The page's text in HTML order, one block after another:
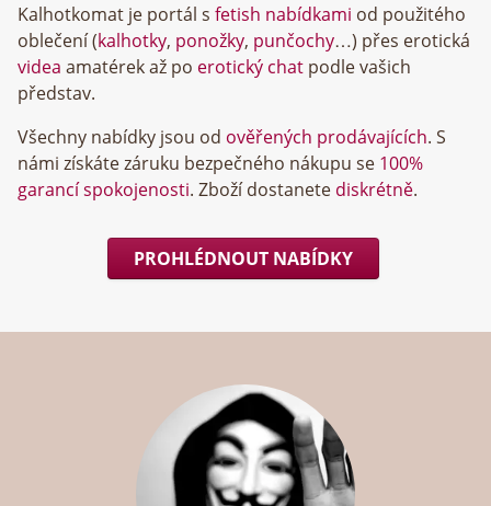
Kalhotkomat je portál s fetish nabídkami od použitého
oblečení (kalhotky, ponožky, punčochy…) přes erotická
videa amatérek až po erotický chat podle vašich
představ.
Všechny nabídky jsou od ověřených prodávajících. S
námi získáte záruku bezpečného nákupu se 100%
garancí spokojenosti. Zboží dostanete diskrétně.
PROHLÉDNOUT NABÍDKY